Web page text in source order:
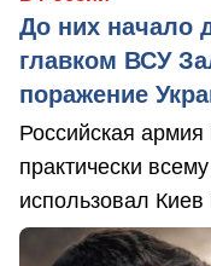
До них начало
главком ВСУ
поражение
Российская
практически
использовал